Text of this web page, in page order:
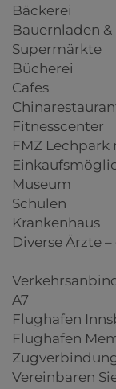
Bäckerei
Bauernladen
Supermärkte
Bücherei
Cafes
Fitnesscenter
FMZ Lechpark
Museum
Schulen
Krankenhaus
Diverse Ärzte
A7
Flughafen
Flughafen
Vereinbaren